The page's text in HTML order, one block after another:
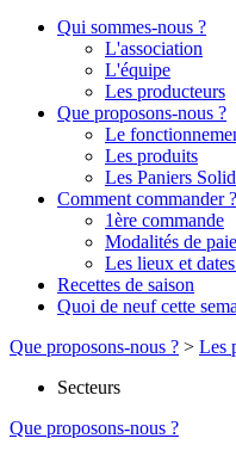
Qui sommes-nous ?
L'association
L'équipe
Les producteurs
Que proposons-nous ?
Le
Les produits
Les Paniers
Comment commander ?
1ère commande
Modalités de
Les lieux et
Recettes de saison
Quoi de neuf cette
Que proposons-nous ? > Les
Secteurs
Que proposons-nous ?